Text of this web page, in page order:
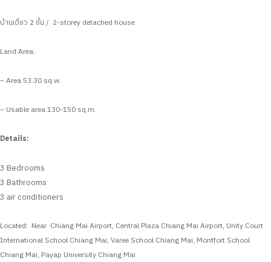
บ้านเดี่ยว 2 ชั้น / 2-storey detached house
Land Area:
– Area 53.30 sq.w.
– Usable area 130-150 sq.m.
Details:
3 Bedrooms
3 Bathrooms
3 air conditioners
Located: Near Chiang Mai Airport, Central Plaza Chiang Mai Airport, Unity Court
International School Chiang Mai, Varee School Chiang Mai, Montfort School
Chiang Mai, Payap University Chiang Mai